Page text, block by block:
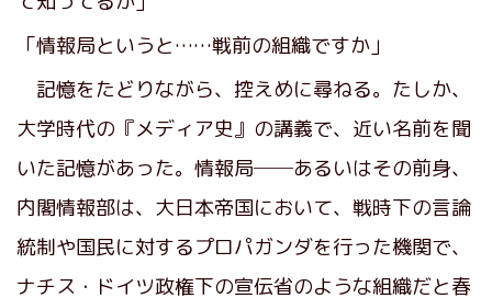
「情報局というと……戦前の組織ですか」
記憶をたどりながら、控えめに尋ねる。たしか、
大学時代の『メディア史』の講義で、近い名前を聞
いた記憶があった。情報局──あるいはその前身、
内閣情報部は、大日本帝国において、戦時下の言論
統制や国民に対するプロパガンダを行った機関で、
ナチス・ドイツ政権下の宣伝省のような組織だと春